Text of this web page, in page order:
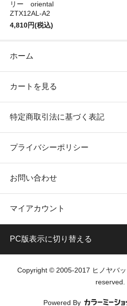
リー oriental
ZTX12AL-A2
4,810円(税込)
ホーム
カートを見る
特定商取引法に基づく表記
プライバシーポリシー
お問い合わせ
マイアカウント
PC版表示に切り替える
Copyright © 2005-2017 ヒノヤバ
reserved.
Powered By